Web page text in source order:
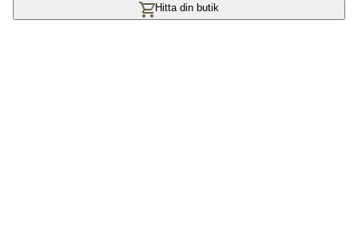
Hitta din butik